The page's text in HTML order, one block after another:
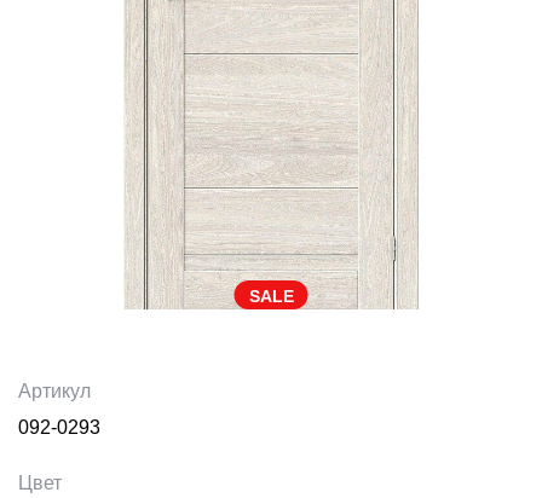
SALE
Артикул
092-0293
Цвет